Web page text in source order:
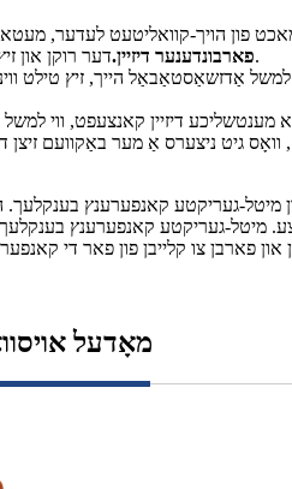
2. פארבונדענער דיזיין.דער רוקן און זיץ פון דעם שטול זענען דיזיינט צו זיין פארבונדן, מאכנדיג דעם גאנצן שטול מער סטאַביל און פעסט.
אַדזשאַסטאַבאַל הייך, זיץ טילט
און מיטל-געריקטע קאנפערענץ
מיטל-געריקטע קאנפערענץ
מאָדעל